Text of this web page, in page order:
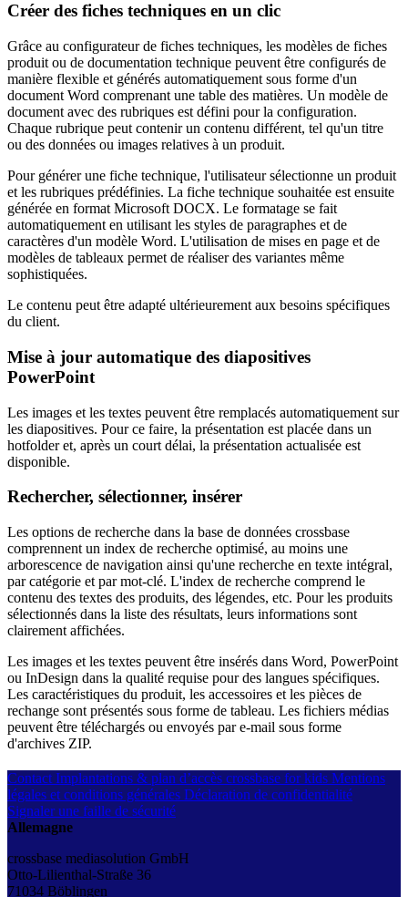
Créer des fiches techniques en un clic
Grâce au configurateur de fiches techniques, les modèles de fiches
produit ou de documentation technique peuvent être configurés de
manière flexible et générés automatiquement sous forme d'un
document Word comprenant une table des matières. Un modèle de
document avec des rubriques est défini pour la configuration.
Chaque rubrique peut contenir un contenu différent, tel qu'un titre
ou des données ou images relatives à un produit.
Pour générer une fiche technique, l'utilisateur sélectionne un produit
et les rubriques prédéfinies. La fiche technique souhaitée est ensuite
générée en format Microsoft DOCX. Le formatage se fait
automatiquement en utilisant les styles de paragraphes et de
caractères d'un modèle Word. L'utilisation de mises en page et de
modèles de tableaux permet de réaliser des variantes même
sophistiquées.
Le contenu peut être adapté ultérieurement aux besoins spécifiques
du client.
Mise à jour automatique des diapositives
PowerPoint
Les images et les textes peuvent être remplacés automatiquement sur
les diapositives. Pour ce faire, la présentation est placée dans un
hotfolder et, après un court délai, la présentation actualisée est
disponible.
Rechercher, sélectionner, insérer
Les options de recherche dans la base de données crossbase
comprennent un index de recherche optimisé, au moins une
arborescence de navigation ainsi qu'une recherche en texte intégral,
par catégorie et par mot-clé. L'index de recherche comprend le
contenu des textes des produits, des légendes, etc. Pour les produits
sélectionnés dans la liste des résultats, leurs informations sont
clairement affichées.
Les images et les textes peuvent être insérés dans Word, PowerPoint
ou InDesign dans la qualité requise pour des langues spécifiques.
Les caractéristiques du produit, les accessoires et les pièces de
rechange sont présentés sous forme de tableau. Les fichiers médias
peuvent être téléchargés ou envoyés par e-mail sous forme
d'archives ZIP.
Contact Implantations & plan d’accès crossbase for kids Mentions
légales et conditions générales Déclaration de confidentialité
Signaler une faille de sécurité
Allemagne
crossbase mediasolution GmbH
Otto-Lilienthal-Straße 36
71034 Böblingen